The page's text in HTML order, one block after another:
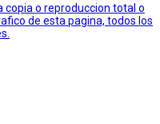
copia o reproduccion total o
de esta pagina, todos los